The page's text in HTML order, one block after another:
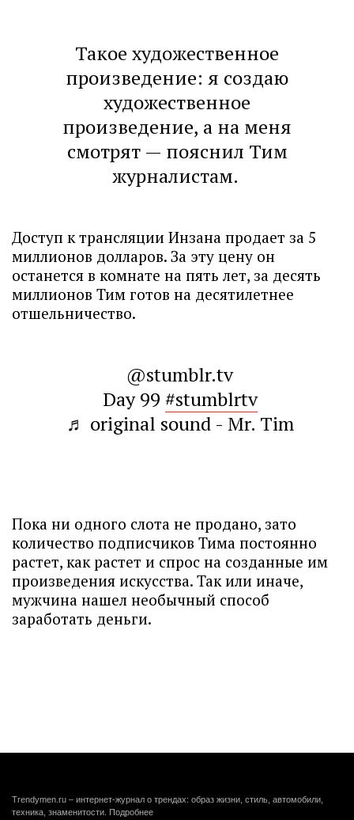
Такое художественное
произведение: я создаю
художественное
произведение, а на меня
смотрят — пояснил Тим
журналистам.
Доступ к трансляции Инзана продает за 5
миллионов долларов. За эту цену он
останется в комнате на пять лет, за десять
миллионов Тим готов на десятилетнее
отшельничество.
@stumblr.tv
Day 99 #stumblrtv
♬ original sound - Mr. Tim
Пока ни одного слота не продано, зато
количество подписчиков Тима постоянно
растет, как растет и спрос на созданные им
произведения искусства. Так или иначе,
мужчина нашел необычный способ
заработать деньги.
Trendymen.ru – интернет-журнал о трендах: образ жизни, стиль, автомобили,
техника, знаменитости. Подробнее